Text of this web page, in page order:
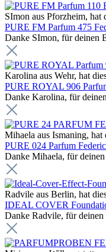
SImon aus Pforzheim,
PURE FM Parfum 475
Danke SImon, für deinen
Karolina aus Wehr, hat
PURE ROYAL 906
Danke Karolina, für
Mihaela aus Ismaning,
PURE 024 Parfum
Danke Mihaela, für
Radvile aus Berlin, hat
IDEAL COVER
Danke Radvile, für